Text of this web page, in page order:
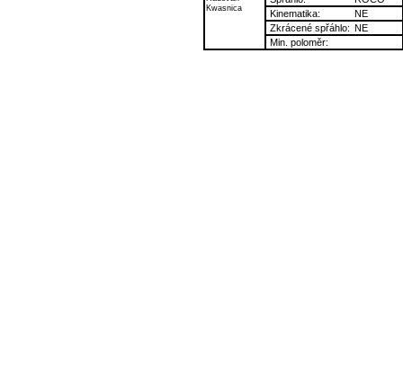
Kwasnica
Kinematika:
NE
Zkrácené spřáhlo: NE
Min. poloměr: